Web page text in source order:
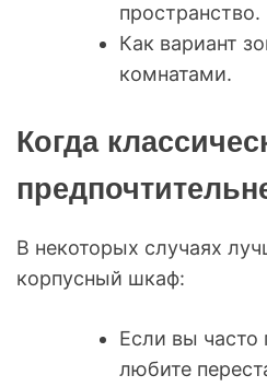
пространство.
Как вариант
комнатами.
Когда
В некоторых случаях
корпусный шкаф:
Если вы часто
любите